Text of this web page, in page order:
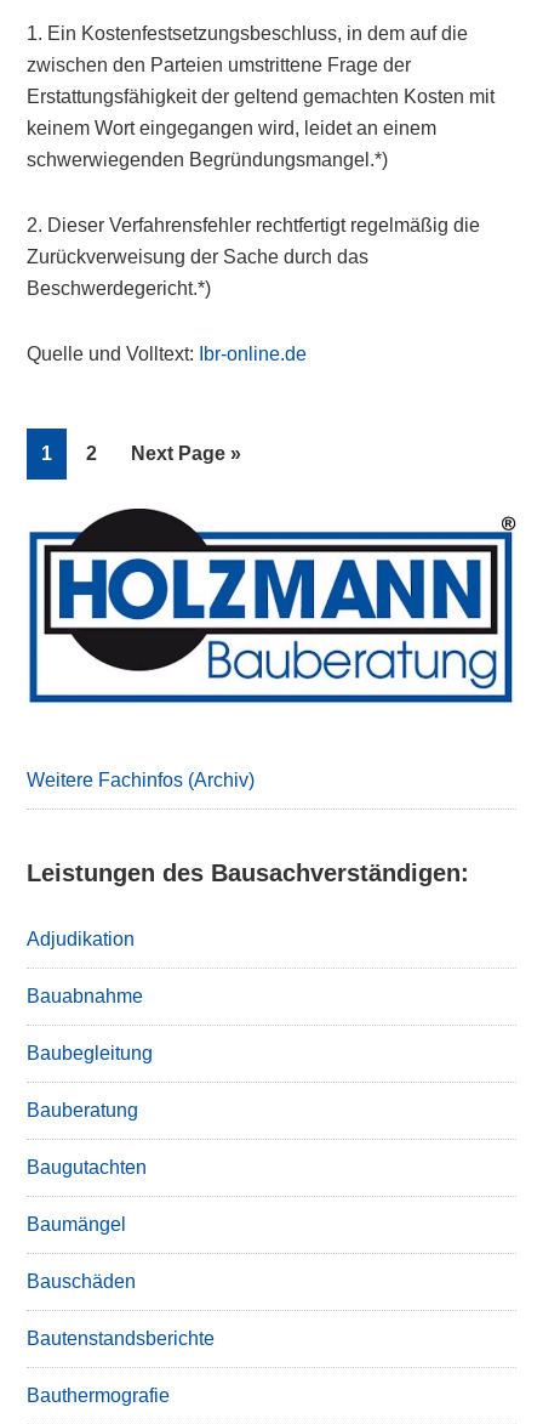
1. Ein Kostenfestsetzungsbeschluss, in dem auf die
zwischen den Parteien umstrittene Frage der
Erstattungsfähigkeit der geltend gemachten Kosten mit
keinem Wort eingegangen wird, leidet an einem
schwerwiegenden Begründungsmangel.*)
2. Dieser Verfahrensfehler rechtfertigt regelmäßig die
Zurückverweisung der Sache durch das
Beschwerdegericht.*)
Quelle und Volltext: Ibr-online.de
Page
1 Page
2
Go
Next Page »
Primary
Sidebar
Weitere Fachinfos (Archiv)
Leistungen des Bausachverständigen:
Adjudikation
Bauabnahme
Baubegleitung
Bauberatung
Baugutachten
Baumängel
Bauschäden
Bautenstandsberichte
Bauthermografie